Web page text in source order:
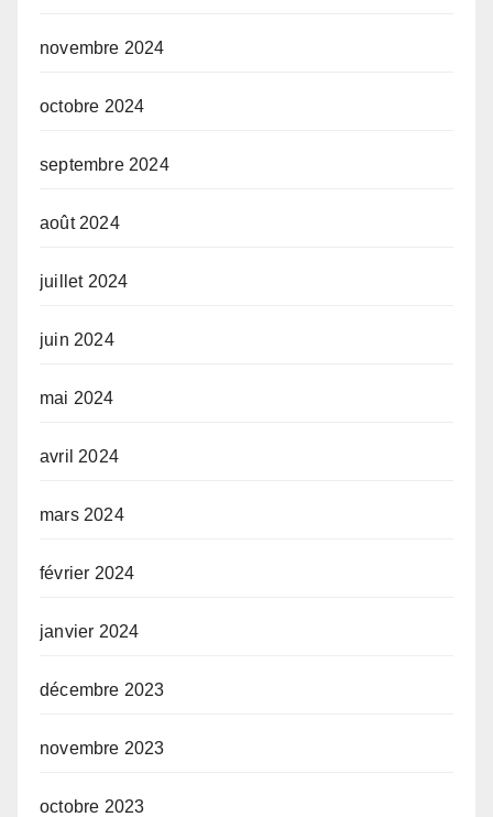
novembre 2024
octobre 2024
septembre 2024
août 2024
juillet 2024
juin 2024
mai 2024
avril 2024
mars 2024
février 2024
janvier 2024
décembre 2023
novembre 2023
octobre 2023